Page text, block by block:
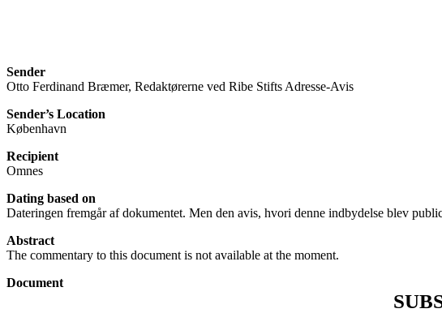
Sender
Otto Ferdinand Bræmer, Redaktørerne ved Ribe Stifts Adresse-Avis
Sender’s Location
København
Recipient
Omnes
Dating based on
Dateringen fremgår af dokumentet. Men den avis, hvori denne indbydelse blev
Abstract
The commentary to this document is not available at the moment.
Document